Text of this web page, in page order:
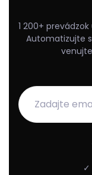
1 200+
Automatizujte
✓